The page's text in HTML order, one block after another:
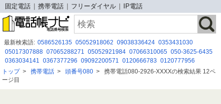
固定電話 携帯電話 フリーダイヤル IP電話
最新検索語: 0586526135 05052918062 09038336424 0353431030
05017307888 07065288271 05052921984 07066310065 050-3625-6435
0363034141 0367377296 09092200571 0120666783 0120777956
09075731428 0800 500 9530 080-2059-0948 0800 500 8184
03-6737-7073
トップ> 携帯電話 > 頭番号080 > 携帯電話080-2926-XXXXの検索結果 12ペ
ージ目